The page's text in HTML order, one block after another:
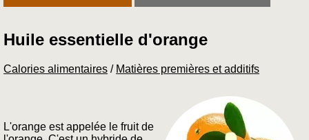
Huile essentielle d'orange
Calories alimentaires / Matières premières et additifs
L'orange est appelée le fruit de